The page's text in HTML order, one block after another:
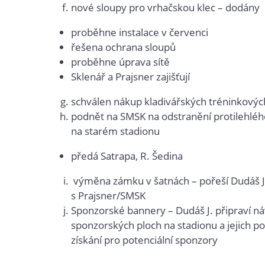
nové sloupy pro vrhačskou klec – dodány
proběhne instalace v červenci
řešena ochrana sloupů
proběhne úprava sítě
Sklenář a Prajsner zajišťují
schválen nákup kladivářských
podnět na SMSK na odstranění
na starém stadionu
předá Satrapa, R. Šedina
výměna zámku v šatnách – pořeší Dudáš
s Prajsner/SMSK
Sponzorské bannery – Dudáš J. připraví
sponzorských ploch na stadionu a jejich
získání pro potenciální sponzory